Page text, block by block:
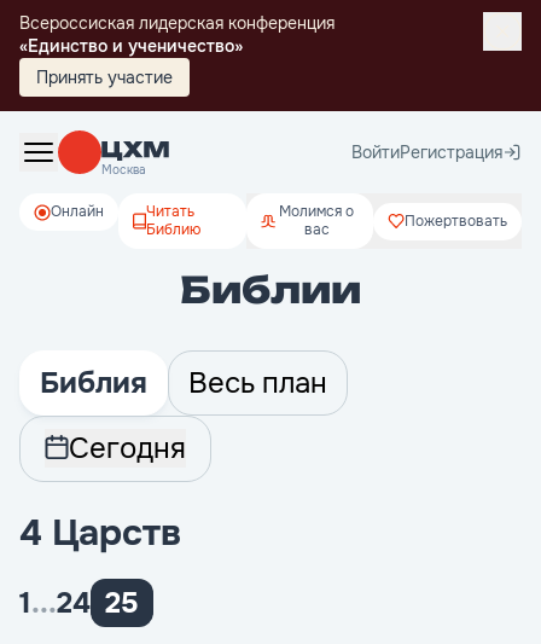
Всероссиская лидерская конференция
«Единство и ученичество»
Принять участие
Москва
ВойтиРегистрация
Онлайн
Читать
Библию
Молимся о
вас
Пожертвовать
Библии
Библия
Весь план
Сегодня
4 Царств
1...24 25